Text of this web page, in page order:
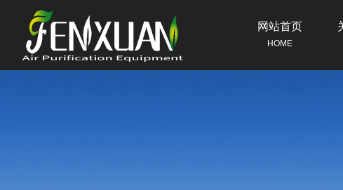
网站首页
HOME